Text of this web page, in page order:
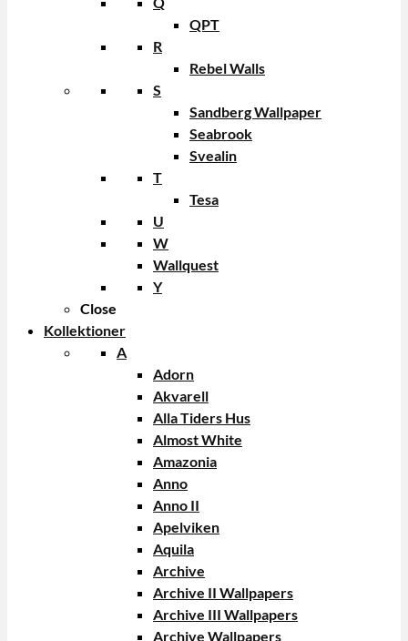
QPT
R
Rebel Walls
S
Sandberg Wallpaper
Seabrook
Svealin
T
Tesa
U
W
Wallquest
Y
Close
Kollektioner
A
Adorn
Akvarell
Alla Tiders Hus
Almost White
Amazonia
Anno
Anno II
Apelviken
Aquila
Archive
Archive II Wallpapers
Archive III Wallpapers
Archive Wallpapers